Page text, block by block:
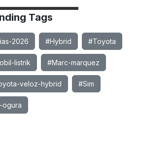
Tags
2026 #Hybrid #Toyota
listrik #Marc-marquez
veloz-hybrid #Sim
ogura